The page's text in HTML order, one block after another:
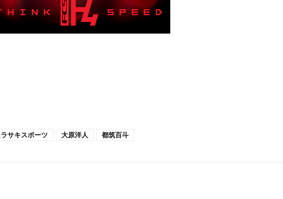
ラサキスポーツ 大原洋人 都筑百斗